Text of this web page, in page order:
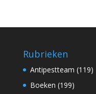
Rubrieken
Antipestteam (119)
Boeken (199)